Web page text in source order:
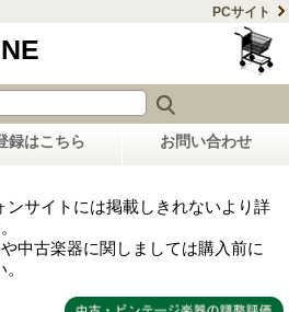
PCサイト
録はこちら お問い合わせ
ンサイトには掲載しきれないより詳
中古楽器に関しましては購入前に